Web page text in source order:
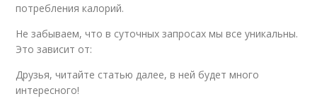
потребления калорий.
Не забываем, что в суточных запросах мы все уникальны.
Это зависит от:
Друзья, читайте статью далее, в ней будет много
интересного!